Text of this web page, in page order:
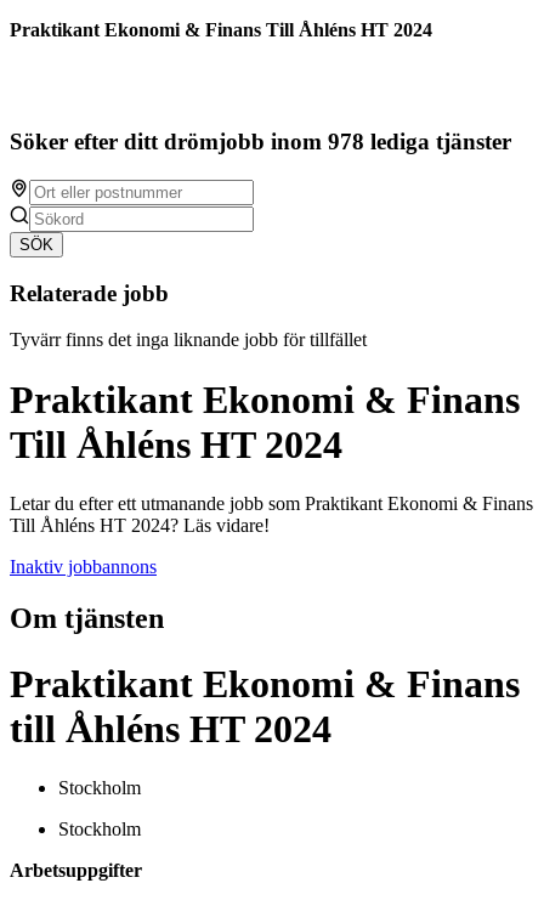
Praktikant Ekonomi & Finans Till Åhléns HT 2024
Söker efter ditt drömjobb inom 978 lediga tjänster
SÖK
Relaterade jobb
Tyvärr finns det inga liknande jobb för tillfället
Praktikant Ekonomi & Finans
Till Åhléns HT 2024
Letar du efter ett utmanande jobb som Praktikant Ekonomi & Finans
Till Åhléns HT 2024? Läs vidare!
Inaktiv jobbannons
Om tjänsten
Praktikant Ekonomi & Finans
till Åhléns HT 2024
Stockholm
Stockholm
Arbetsuppgifter